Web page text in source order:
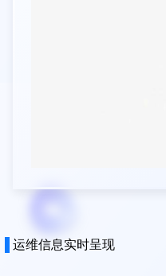
止时像一叠触手可及的卡
度可叠加、可共享，把“